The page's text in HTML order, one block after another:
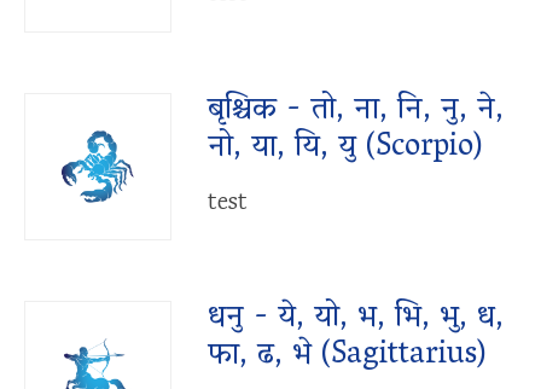
बृश्चिक - तो, ना, नि, नु, ने,
नो, या, यि, यु (Scorpio)
test
धनु - ये, यो, भ, भि, भु, ध,
फा, ढ, भे (Sagittarius)